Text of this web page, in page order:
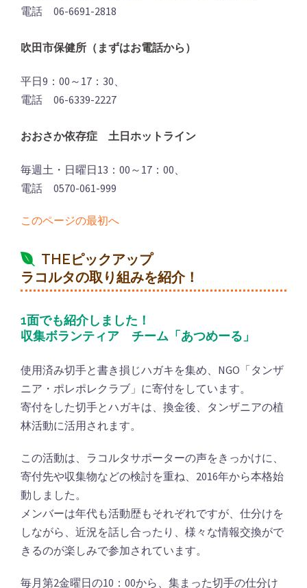
電話 06-6691-2818
吹田市保健所（まずはお電話から）
平日9：00～17：30、
電話 06-6339-2227
おおさか依存症 土日ホットライン
毎週土・日曜日13：00～17：00、
電話 0570-061-999
このページの最初へ
THEピックアップ
ラコルタの取り組みを紹介！
1面でも紹介しました！
収集ボランティア チーム「あつめーる」
使用済み切手と書き損じハガキを集め、NGO「タンザ
ニア・ポレポレクラブ」に寄付をしています。
寄付をした切手とハガキは、換金後、タンザニアの植
林活動に活用されます。
この活動は、ラコルタサポーターの声をきっかけに、
寄付先や収集物などの検討を重ね、2016年から本格始
動しました。
メンバーは年代も活動歴もそれぞれですが、仕分けを
しながら、近況を話し合ったり、様々な情報交換がで
きるのが楽しみで参加されています。
毎月第2金曜日の10：00から、集まった切手の仕分け